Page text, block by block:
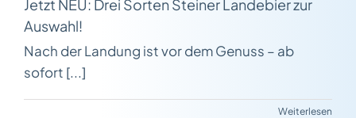
Jetzt NEU: Drei Sorten Steiner Landebier zur
Auswahl!
Nach der Landung ist vor dem Genuss – ab
sofort [...]
Weiterlesen